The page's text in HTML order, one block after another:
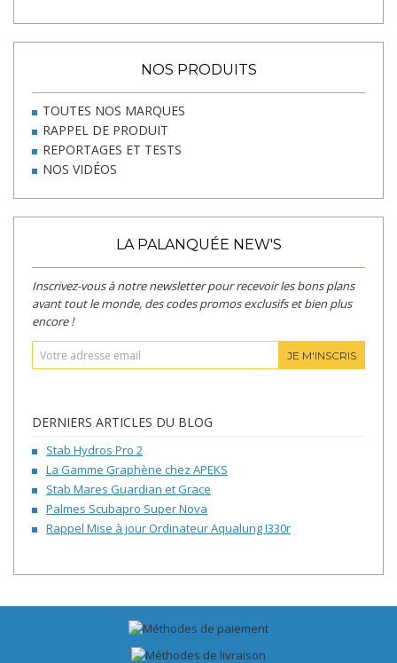
NOS PRODUITS
TOUTES NOS MARQUES
RAPPEL DE PRODUIT
REPORTAGES ET TESTS
NOS VIDÉOS
LA PALANQUÉE NEW'S
Inscrivez-vous à notre newsletter pour recevoir les bons plans
avant tout le monde, des codes promos exclusifs et bien plus
encore !
JE M'INSCRIS
DERNIERS ARTICLES DU BLOG
Stab Hydros Pro 2
La Gamme Graphène chez APEKS
Stab Mares Guardian et Grace
Palmes Scubapro Super Nova
Rappel Mise à jour Ordinateur Aqualung I330r